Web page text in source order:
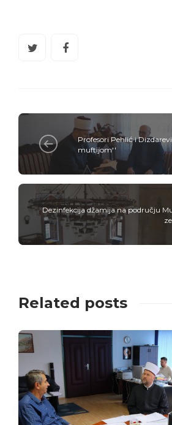
Profesori Pehlić i
muftijom''
Dezinfekcija džamija na području
Related posts